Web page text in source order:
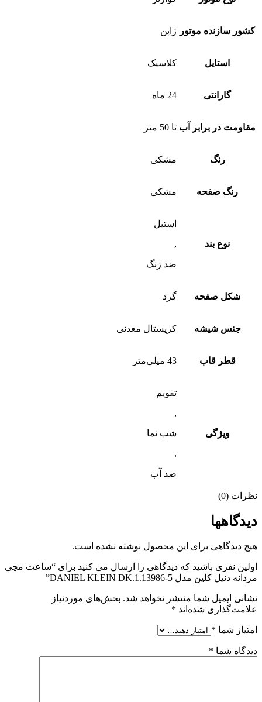
کشور سازنده موتور ژاپن
استایل کلاسیک
گارانتی 24 ماه
مقاومت در برابر آب تا 50 متر
رنگ مشکی
رنگ صفحه مشکی
نوع بند
استیل
,
ضد زنگ
شکل صفحه گرد
جنس شیشه کریستال معدنی
قطر قاب 43 میلی‌متر
ویژگی
تقویم
,
شب‌ نما
,
ضد آب
نظرات (0)
دیدگاهها
هیچ دیدگاهی برای این محصول نوشته نشده است.
اولین نفری باشید که دیدگاهی را ارسال می کنید برای “ساعت مچی
مردانه دنیل کلین مدل DANIEL KLEIN DK.1.13986-5”
نشانی ایمیل شما منتشر نخواهد شد. بخش‌های موردنیاز
علامت‌گذاری شده‌اند *
امتیاز شما *
دیدگاه شما *